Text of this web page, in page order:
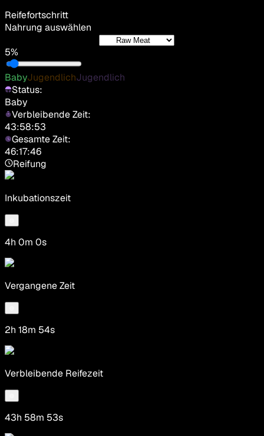
Reifefortschritt
Nahrung auswählen
5%
BabyJugendlichJugendlich
Status:
Baby
Verbleibende Zeit:
43:58:53
Gesamte Zeit:
46:17:46
Reifung
Inkubationszeit
4h 0m 0s
Vergangene Zeit
2h 18m 54s
Verbleibende Reifezeit
43h 58m 53s